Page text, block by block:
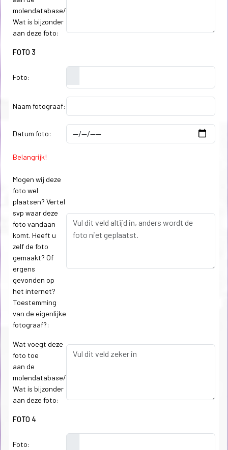
molendatabase/
Wat is bijzonder
aan deze foto:
FOTO 3
Foto:
Naam fotograaf:
Datum foto:
Belangrijk!
Mogen wij deze
foto wel
plaatsen? Vertel
svp waar deze
foto vandaan
komt. Heeft u
zelf de foto
gemaakt? Of
ergens
gevonden op
het internet?
Toestemming
van de eigenlijke
fotograaf?:
Wat voegt deze
foto toe
aan de
molendatabase/
Wat is bijzonder
aan deze foto:
FOTO 4
Foto: